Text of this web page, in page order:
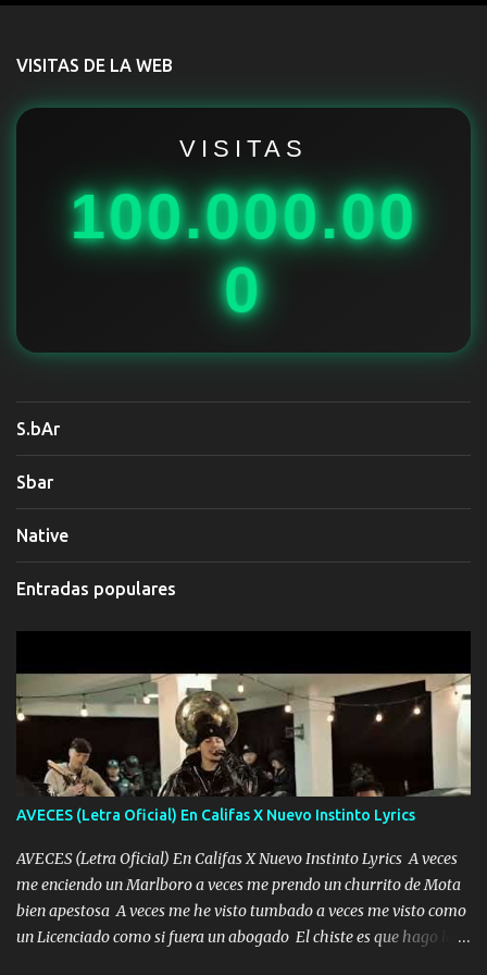
t
r
VISITAS DE LA WEB
VISITAS
100.000.00
0
S.bAr
Sbar
Native
Entradas populares
AVECES (Letra Oficial) En Califas X Nuevo Instinto Lyrics
AVECES (Letra Oficial) En Califas X Nuevo Instinto Lyrics A veces
me enciendo un Marlboro a veces me prendo un churrito de Mota
bien apestosa A veces me he visto tumbado a veces me visto como
un Licenciado como si fuera un abogado El chiste es que hago lo